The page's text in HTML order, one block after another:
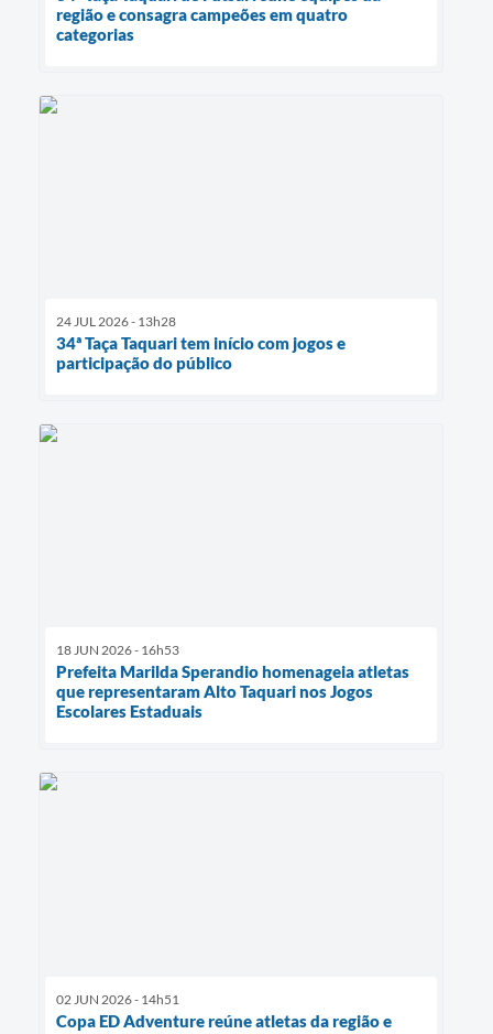
região e consagra campeões em quatro
categorias
24 JUL 2026 - 13h28
34ª Taça Taquari tem início com jogos e
participação do público
18 JUN 2026 - 16h53
Prefeita Marilda Sperandio homenageia atletas
que representaram Alto Taquari nos Jogos
Escolares Estaduais
02 JUN 2026 - 14h51
Copa ED Adventure reúne atletas da região e